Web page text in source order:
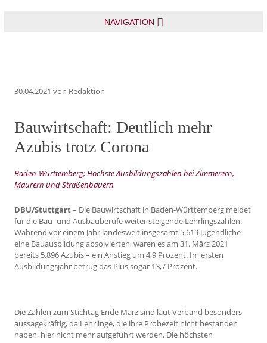
NAVIGATION
30.04.2021 von Redaktion
Bauwirtschaft: Deutlich mehr
Azubis trotz Corona
Baden-Württemberg; Höchste Ausbildungszahlen bei Zimmerern,
Maurern und Straßenbauern
DBU/Stuttgart– Die Bauwirtschaft in Baden-Württemberg meldet
für die Bau- und Ausbauberufe weiter steigende Lehrlingszahlen.
Während vor einem Jahr landesweit insgesamt 5.619 Jugendliche
eine Bauausbildung absolvierten, waren es am 31. März 2021
bereits 5.896 Azubis – ein Anstieg um 4,9 Prozent. Im ersten
Ausbildungsjahr betrug das Plus sogar 13,7 Prozent.
Die Zahlen zum Stichtag Ende März sind laut Verband besonders
aussagekräftig, da Lehrlinge, die ihre Probezeit nicht bestanden
haben, hier nicht mehr aufgeführt werden. Die höchsten